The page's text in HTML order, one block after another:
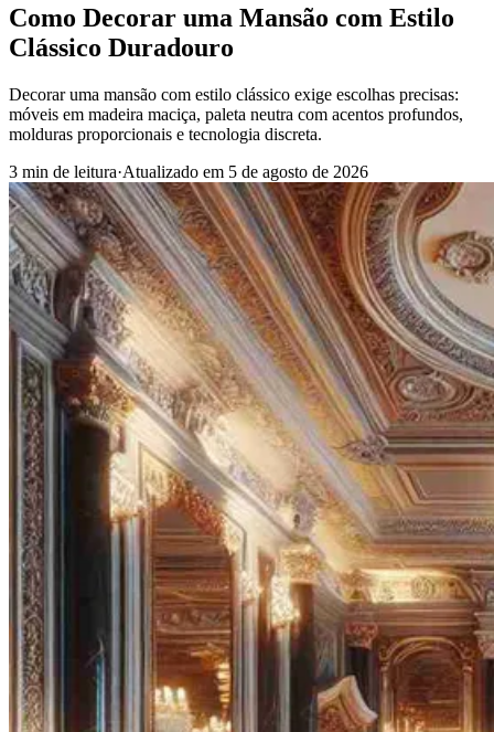
Como Decorar uma Mansão com Estilo
Clássico Duradouro
Decorar uma mansão com estilo clássico exige escolhas precisas:
móveis em madeira maciça, paleta neutra com acentos profundos,
molduras proporcionais e tecnologia discreta.
3 min de leitura·Atualizado em 5 de agosto de 2026